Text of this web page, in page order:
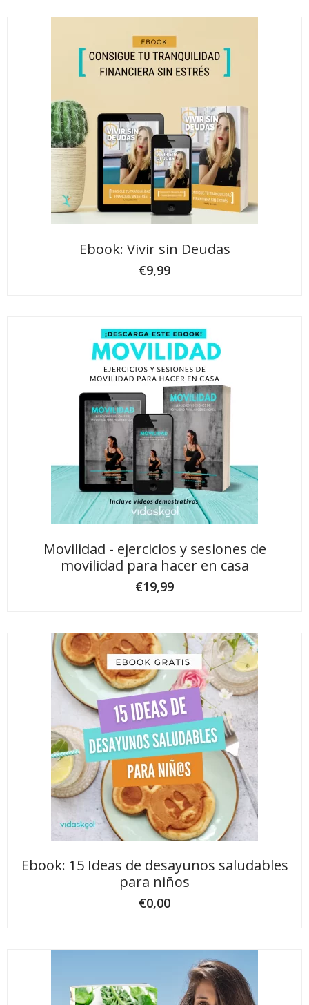
Ebook: Vivir sin Deudas
€9,99
Movilidad - ejercicios y sesiones de
movilidad para hacer en casa
€19,99
Ebook: 15 Ideas de desayunos saludables
para niños
€0,00